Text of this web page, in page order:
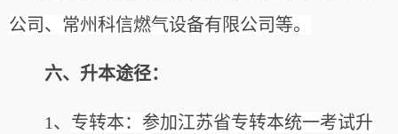
公司、常州科信燃气设备有限公司等。
六、升本途径：
1、 专转本：参加江苏省专转本统一考试升